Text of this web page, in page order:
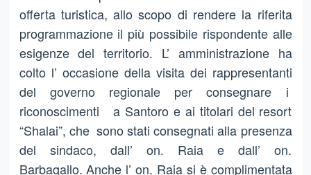
offerta turistica, allo scopo di rendere la riferita
programmazione il più possibile rispondente alle
esigenze del territorio. L’ amministrazione ha
colto l’ occasione della visita dei rappresentanti
del governo regionale per consegnare i
riconoscimenti a Santoro e ai titolari del resort
“Shalai”, che sono stati consegnati alla presenza
del sindaco, dall’ on. Raia e dall’ on.
Barbagallo. Anche l’ on. Raia si è complimentata